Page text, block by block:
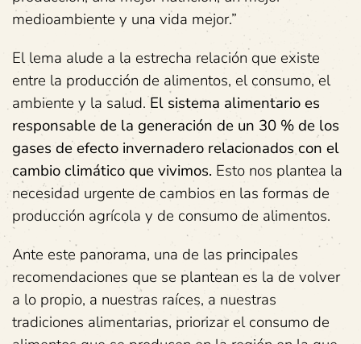
medioambiente y una vida mejor.”
El lema alude a la estrecha relación que existe
entre la producción de alimentos, el consumo, el
ambiente y la salud.El sistema alimentario es
responsable de la generación de un 30 % de los
gases de efecto invernadero relacionados con el
cambio climático que vivimos. Esto nos plantea la
necesidad urgente de cambios en las formas de
producción agrícola y de consumo de alimentos.
Ante este panorama, una de las principales
recomendaciones que se plantean es la de volver
a lo propio, a nuestras raíces, a nuestras
tradiciones alimentarias, priorizar el consumo de